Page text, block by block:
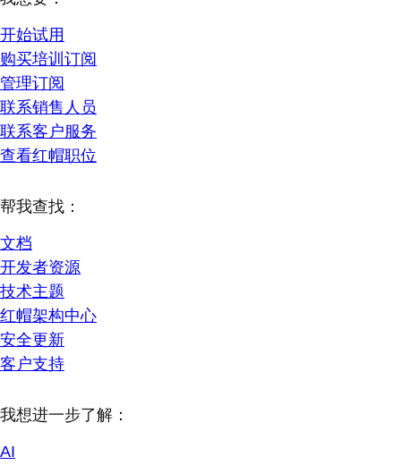
开始试用
购买培训订阅
管理订阅
联系销售人员
联系客户服务
查看红帽职位
帮我查找：
文档
开发者资源
技术主题
红帽架构中心
安全更新
客户支持
我想进一步了解：
AI